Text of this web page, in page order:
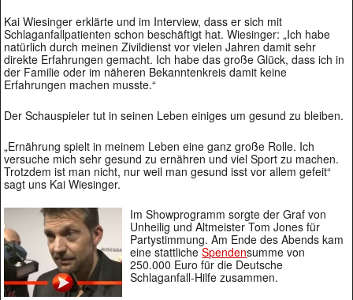
Kai Wiesinger erklärte und im Interview, dass er sich mit
Schlaganfallpatienten schon beschäftigt hat. Wiesinger: „Ich habe
natürlich durch meinen Zivildienst vor vielen Jahren damit sehr
direkte Erfahrungen gemacht. Ich habe das große Glück, dass ich in
der Familie oder im näheren Bekanntenkreis damit keine
Erfahrungen machen musste.“
Der Schauspieler tut in seinen Leben einiges um gesund zu bleiben.
„Ernährung spielt in meinem Leben eine ganz große Rolle. Ich
versuche mich sehr gesund zu ernähren und viel Sport zu machen.
Trotzdem ist man nicht, nur weil man gesund isst vor allem gefeit“
sagt uns Kai Wiesinger.
Im Showprogramm sorgte der Graf von
Unheilig und Altmeister Tom Jones für
Partystimmung. Am Ende des Abends kam
eine stattlicheSpendensumme von
250.000 Euro für die Deutsche
Schlaganfall-Hilfe zusammen.